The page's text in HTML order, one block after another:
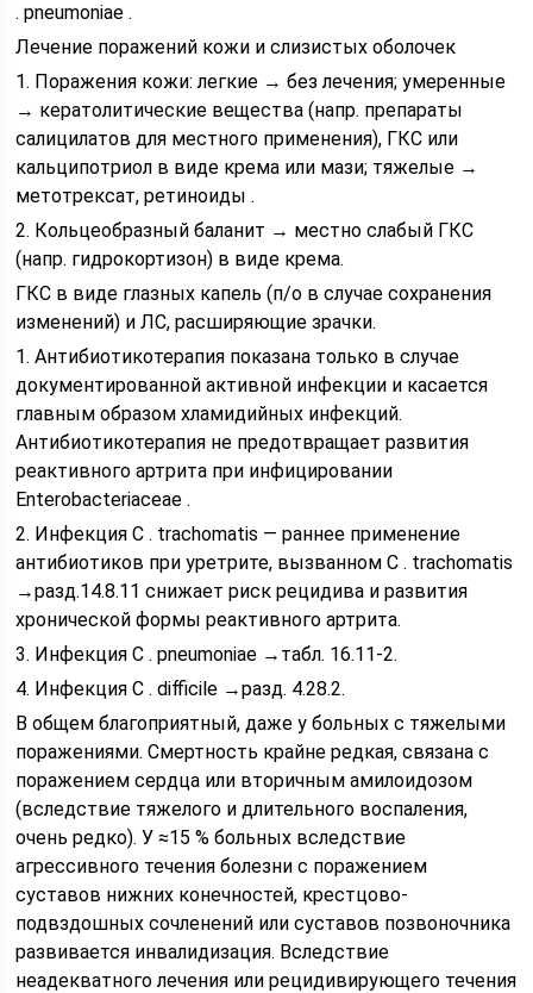
. pneumoniae .
Лечение поражений кожи и слизистых оболочек
1. Поражения кожи: легкие → без лечения; умеренные
→ кератолитические вещества (напр. препараты
салицилатов для местного применения), ГКС или
кальципотриол в виде крема или мази; тяжелые →
метотрексат, ретиноиды .
2. Кольцеобразный баланит → местно слабый ГКС
(напр. гидрокортизон) в виде крема.
ГКС в виде глазных капель (п/о в случае сохранения
изменений) и ЛС, расширяющие зрачки.
1. Антибиотикотерапия показана только в случае
документированной активной инфекции и касается
главным образом хламидийных инфекций.
Антибиотикотерапия не предотвращает развития
реактивного артрита при инфицировании
Enterobacteriaceae .
2. Инфекция C . trachomatis — раннее применение
антибиотиков при уретрите, вызванном C . trachomatis
→разд.14.8.11 снижает риск рецидива и развития
хронической формы реактивного артрита.
3. Инфекция C . pneumoniae →табл. 16.11-2.
4. Инфекция C . difficile →разд. 4.28.2.
В общем благоприятный, даже у больных с тяжелыми
поражениями. Смертность крайне редкая, связана с
поражением сердца или вторичным амилоидозом
(вследствие тяжелого и длительного воспаления,
очень редко). У ≈15 % больных вследствие
агрессивного течения болезни с поражением
суставов нижних конечностей, крестцово-
подвздошных сочленений или суставов позвоночника
развивается инвалидизация. Вследствие
неадекватного лечения или рецидивирующего течения